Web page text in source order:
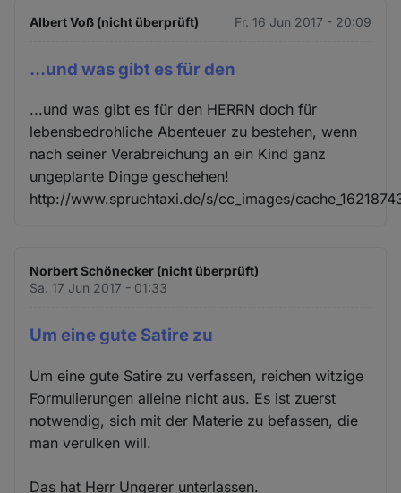
Albert Voß (nicht überprüft) Fr. 16 Jun 2017 - 20:09
...und was gibt es für den
...und was gibt es für den HERRN doch für
lebensbedrohliche Abenteuer zu bestehen, wenn
nach seiner Verabreichung an ein Kind ganz
ungeplante Dinge geschehen!
http://www.spruchtaxi.de/s/cc_images/
Norbert Schönecker (nicht überprüft)
Sa. 17 Jun 2017 - 01:33
Um eine gute Satire zu
Um eine gute Satire zu verfassen, reichen witzige
Formulierungen alleine nicht aus. Es ist zuerst
notwendig, sich mit der Materie zu befassen, die
man verulken will.
Das hat Herr Ungerer unterlassen.